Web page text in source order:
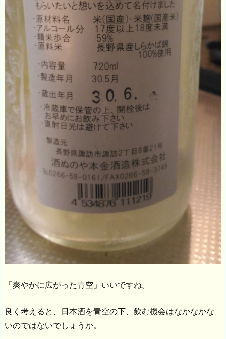
「爽やかに広がった青空」いいですね。
良く考えると、日本酒を青空の下、飲む機会はなかなかな
いのではないでしょうか。